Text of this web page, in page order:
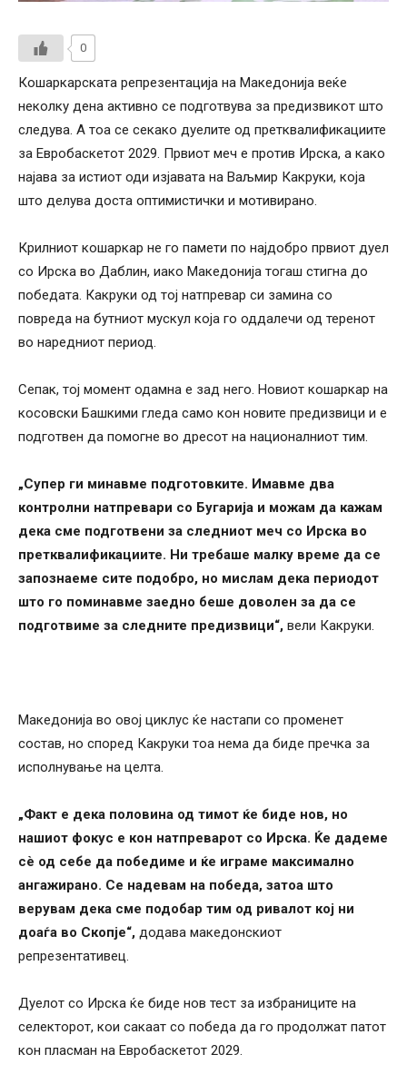
0
Кошаркарската репрезентација на Македонија веќе
неколку дена активно се подготвува за предизвикот што
следува. А тоа се секако дуелите од претквалификациите
за Евробаскетот 2029. Првиот меч е против Ирска, а како
најава за истиот оди изјавата на Ваљмир Какруки, која
што делува доста оптимистички и мотивирано.
Крилниот кошаркар не го памети по најдобро првиот дуел
со Ирска во Даблин, иако Македонија тогаш стигна до
победата. Какруки од тој натпревар си замина со
повреда на бутниот мускул која го оддалечи од теренот
во наредниот период.
Сепак, тој момент одамна е зад него. Новиот кошаркар на
косовски Башкими гледа само кон новите предизвици и е
подготвен да помогне во дресот на националниот тим.
„Супер ги минавме подготовките. Имавме два
контролни натпревари со Бугарија и можам да кажам
дека сме подготвени за следниот меч со Ирска во
претквалификациите. Ни требаше малку време да се
запознаеме сите подобро, но мислам дека периодот
што го поминавме заедно беше доволен за да се
подготвиме за следните предизвици“, вели Какруки.
Македонија во овој циклус ќе настапи со променет
состав, но според Какруки тоа нема да биде пречка за
исполнување на целта.
„Факт е дека половина од тимот ќе биде нов, но
нашиот фокус е кон натпреварот со Ирска. Ќе дадеме
сè од себе да победиме и ќе играме максимално
ангажирано. Се надевам на победа, затоа што
верувам дека сме подобар тим од ривалот кој ни
доаѓа во Скопје“, додава македонскиот
репрезентативец.
Дуелот со Ирска ќе биде нов тест за избраниците на
селекторот, кои сакаат со победа да го продолжат патот
кон пласман на Евробаскетот 2029.